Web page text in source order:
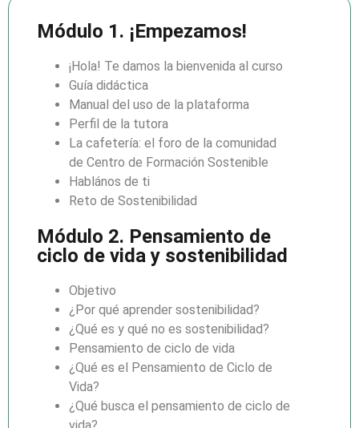
Módulo 1. ¡Empezamos!
¡Hola! Te damos la bienvenida al curso
Guía didáctica
Manual del uso de la plataforma
Perfil de la tutora
La cafetería: el foro de la comunidad
de Centro de Formación Sostenible
Hablános de ti
Reto de Sostenibilidad
Módulo 2. Pensamiento de
ciclo de vida y sostenibilidad
Objetivo
¿Por qué aprender sostenibilidad?
¿Qué es y qué no es sostenibilidad?
Pensamiento de ciclo de vida
¿Qué es el Pensamiento de Ciclo de
Vida?
¿Qué busca el pensamiento de ciclo de